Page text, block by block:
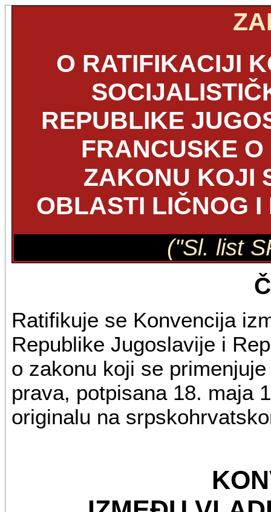
O RATIFIKACIJI
REPUBLIKE
FRANCUSKE
ZAKONU KOJI
OBLASTI LIČNOG I
("Sl. list
Ratifikuje se Konvencija
Republike Jugoslavije i
o zakonu koji se
prava, potpisana 18. maja
originalu na